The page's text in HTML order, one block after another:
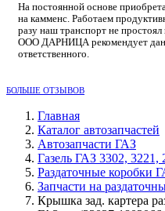
На постоянной основе
на камменс. Работаем
разу наш транспорт не
ООО ДАРНИЦА рекомендует
ответственного.
БОЛЬШЕ ОТЗЫВОВ
Главная
Каталог автозапчастей
Автозапчасти ГАЗ
Газель ГАЗ 3302, 3221,
Раздаточные коробки
Запчасти на
Крышка зад. картера